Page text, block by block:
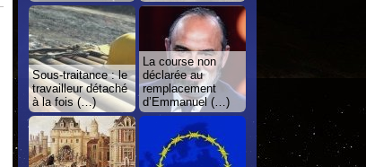
Sous-traitance : le
travailleur détaché
à la fois (…)
La course non
déclarée au
remplacement
d’Emmanuel (…)